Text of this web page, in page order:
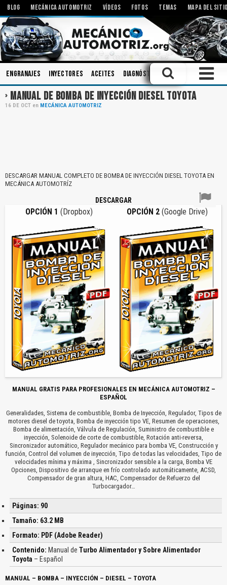
BLOG MECÁNICA AUTOMOTRIZ VÍDEOS FOTOS TEMAS MAPA DEL
Engranajes Inyectores Aceites Diagnóstico Mecanismos
MANUAL DE BOMBA DE INYECCIÓN DIESEL TOYOTA
16 DE OCT en MECÁNICA AUTOMOTRIZ
DESCARGAR MANUAL COMPLETO DE BOMBA DE INYECCIÓN DIESEL TOYOTA EN
MECÁNICA AUTOMOTRÍZ
DESCARGAR
OPCIÓN 1 (Dropbox) OPCIÓN 2 (Google Drive)
MANUAL GRATIS PARA PROFESIONALES EN MECÁNICA AUTOMOTRIZ –
ESPAÑOL
Generalidades, Sistema de combustible, Bomba de Inyección, Regulador, Tipos de
motores diesel de toyota, Bomba de inyección tipo VE, Resumen de operaciones,
Bomba de alimentación, Válvula de Regulación, Suministro de combustible e
inyección, Solenoide de corte de combustible, Rotación anti-reversa,
Sincronizador automático, Regulador mecánico para bomba VE, Construcción y
función, Control del volumen de inyección, Tipo de todas las velocidades, Tipo de
velocidades mínima y máxima , Sincronizador sensible a la carga, Bomba VE
Opciones, Dispositivo de arranque en frío controlado automáticamente, ACSD,
Compensador de gran altura, HAC, Compensador de Refuerzo del
Turbocargador…
Páginas: 90
Tamaño: 63.2 MB
Formato: PDF (Adobe Reader)
Contenido: Manual de Turbo Alimentador y Sobre Alimentador
Toyota – Español
MANUAL – BOMBA – INYECCIÓN – DIESEL – TOYOTA